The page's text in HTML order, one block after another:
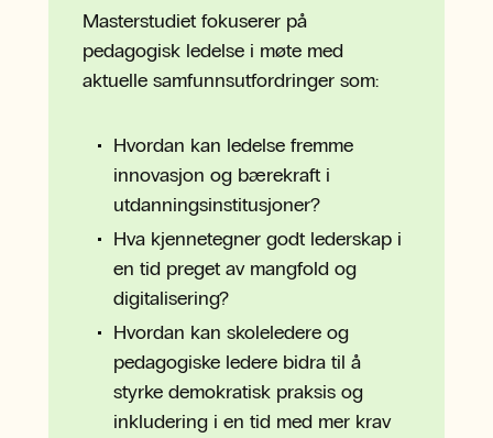
Masterstudiet fokuserer på
pedagogisk ledelse i møte med
aktuelle samfunnsutfordringer som:
Hvordan kan ledelse fremme
innovasjon og bærekraft i
utdanningsinstitusjoner?
Hva kjennetegner godt lederskap i
en tid preget av mangfold og
digitalisering?
Hvordan kan skoleledere og
pedagogiske ledere bidra til å
styrke demokratisk praksis og
inkludering i en tid med mer krav